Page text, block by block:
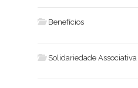
Benefícios
Solidariedade Associativa